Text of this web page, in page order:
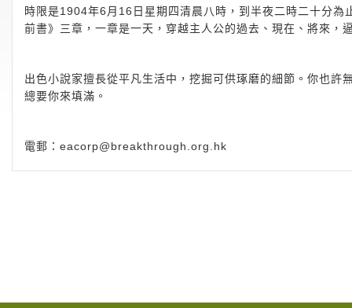
時限是1904年6月16日星期四清晨八時，到半夜二時二十分
前書》三章，一章是一天，穿越主人公的過去、現在、將來，
出色小說家擅長從平凡生活中，挖掘可供琢磨的細節。你也
總要你來填滿。
電郵： eacorp@breakthrough.org.hk